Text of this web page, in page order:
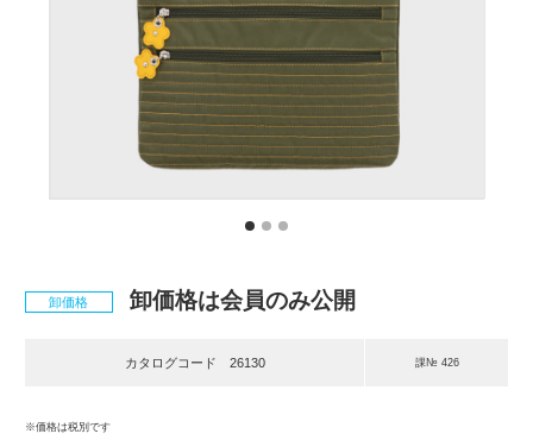
卸価格 卸価格は会員のみ公開
カタログコード 26130 課№ 426
※価格は税別です